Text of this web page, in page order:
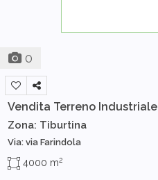
0
Vendita Terreno Industriale
Zona: Tiburtina
Via: via Farindola
4000 m2